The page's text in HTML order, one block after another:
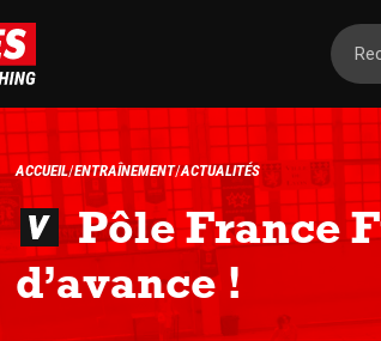
ACCUEIL ENTRAÎNEMENT ACTUALITÉS
Pôle France
d’avance !